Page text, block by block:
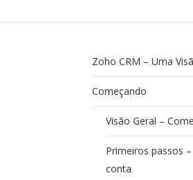
Zoho CRM – Uma
Começando
Visão Geral –
Primeiros passos
conta